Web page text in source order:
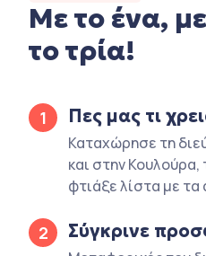
Με το ένα,
το τρία!
1 Πες μας τι
Καταχώρησε τη
και στην Κουλούρα,
φτιάξε λίστα με τα
2 Σύγκρινε